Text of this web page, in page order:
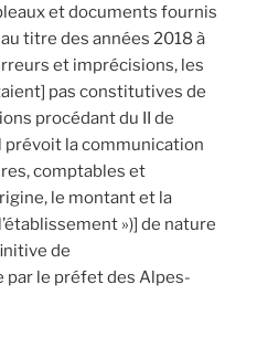
et documents fournis
titre des années 2018 à
et imprécisions, les
pas constitutives de
procédant du II de
prévoit la communication
comptables et
le montant et la
»)] de nature
de
par le préfet des Alpes-